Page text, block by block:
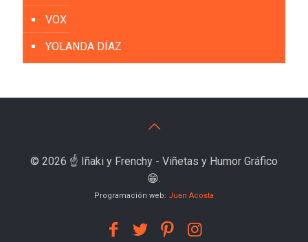
VOX
YOLANDA DÍAZ
© 2026 ☝️ Iñaki y Frenchy - Viñetas y Humor Gráfico
😁.
Programación web: Juan Acosta